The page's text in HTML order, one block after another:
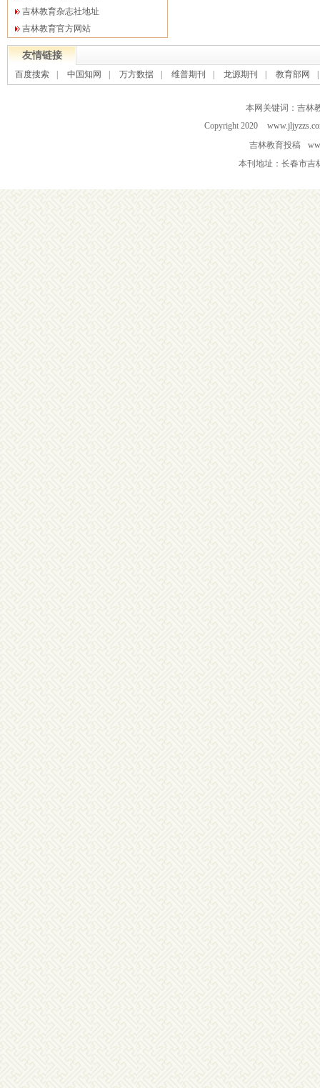
吉林教育杂志社地址
吉林教育官方网站
友情链接
百度搜索 中国知网 万方数据 维普期刊 龙源期刊 教育部网
本网关键词：吉林
Copyright 2020
吉林教育投稿
本刊地址：长春市吉